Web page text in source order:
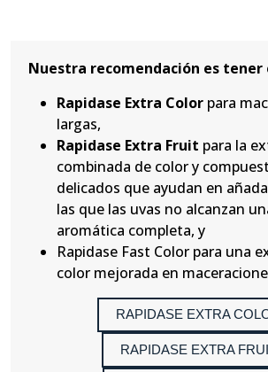
Nuestra recomendación es tener
Rapidase Extra Color para
largas,
Rapidase Extra Fruit para la
combinada de color y
delicados que ayudan en
las que las uvas no alcanzan
aromática completa, y
Rapidase Fast Color para una
color mejorada en
RAPIDASE EXTRA
RAPIDASE EXTRA